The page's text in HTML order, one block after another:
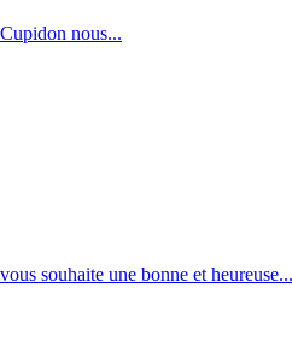
nous...
souhaite une bonne et heureuse...